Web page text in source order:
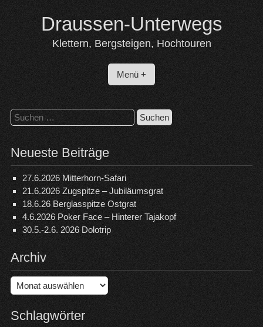
content
Draussen-Unterwegs
Klettern, Bergsteigen, Hochtouren
Menü +
Suchen
nach:
Neueste Beiträge
27.6.2026 Mitterhorn-Safari
21.6.2026 Zugspitze – Jubiläumsgrat
18.6.26 Berglasspitze Ostgrat
4.6.2026 Poker Face – Hinterer Tajakopf
30.5.-2.6. 2026 Dolotrip
Archiv
Archiv
Schlagwörter